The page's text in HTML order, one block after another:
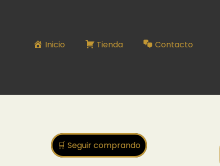
Inicio Tienda Contacto
COMBO SERIE N°9
🛒 Seguir comprando